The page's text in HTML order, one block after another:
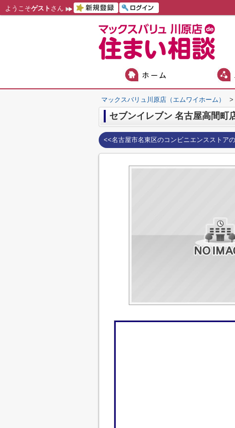
ようこそゲスト さん
マックスバリュ川原店（エムワイホーム） >
セブンイレブン 名古屋高間町
<<名古屋市名東区のコンビニエンスストア